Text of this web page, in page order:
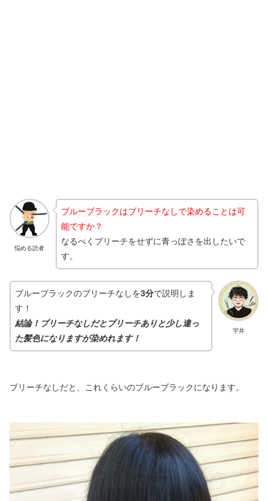
悩める読者
ブルーブラックはブリーチなしで染めることは可
能ですか？
なるべくブリーチをせずに青っぽさを出したいで
す。
宇井
ブルーブラックのブリーチなしを3分で説明しま
す！
結論！ブリーチなしだとブリーチありと少し違っ
た髪色になりますが染めれます！
ブリーチなしだと、これくらいのブルーブラックになります。